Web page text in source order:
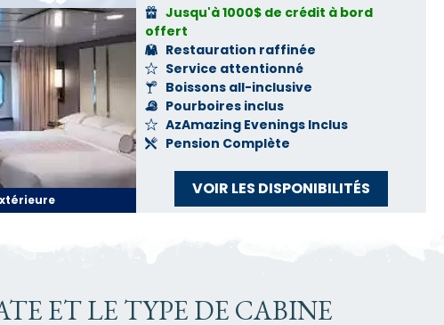
Jusqu'à 1000$ de crédit à bord
offert
Restauration raffinée
Service attentionné
Boissons all-inclusive
Pourboires inclus
AzAmazing Evenings Inclus
Pension Complète
VOIR LES DISPONIBILITÉS
ET LE TYPE DE CABINE